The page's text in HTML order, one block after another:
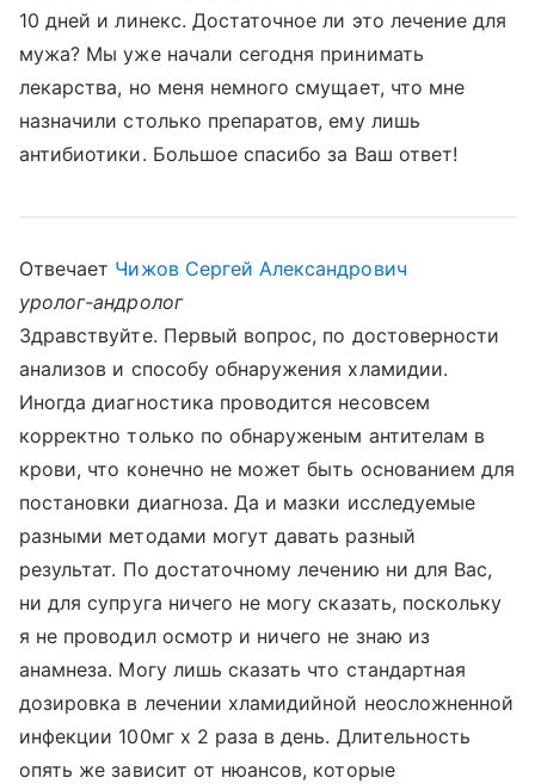
10 дней и линекс. Достаточное ли это лечение для
мужа? Мы уже начали сегодня принимать
лекарства, но меня немного смущает, что мне
назначили столько препаратов, ему лишь
антибиотики. Большое спасибо за Ваш ответ!
Отвечает Чижов Сергей Александрович
уролог-андролог
Здравствуйте. Первый вопрос, по достоверности
анализов и способу обнаружения хламидии.
Иногда диагностика проводится несовсем
корректно только по обнаруженым антителам в
крови, что конечно не может быть основанием для
постановки диагноза. Да и мазки исследуемые
разными методами могут давать разный
результат. По достаточному лечению ни для Вас,
ни для супруга ничего не могу сказать, поскольку
я не проводил осмотр и ничего не знаю из
анамнеза. Могу лишь сказать что стандартная
дозировка в лечении хламидийной неосложненной
инфекции 100мг х 2 раза в день. Длительность
опять же зависит от нюансов, которые